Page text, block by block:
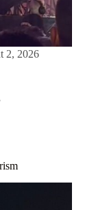
2, 2026